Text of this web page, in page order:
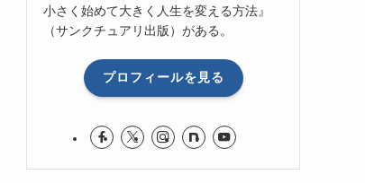
小さく始めて大きく人生を変える方法』
（サンクチュアリ出版）がある。
プロフィールを見る